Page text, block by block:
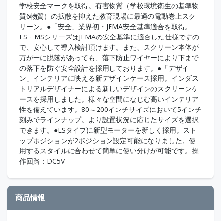
学校安全マークを取得。有害物質（学校環境衛生の基準物
質6物質）の拡散を抑えた教育現場に最適の電動巻上スク
リーン。●「安全」業界初・JEMA安全基準適合を取得。
ES・MSシリーズはJEMAの安全基準に適合した仕様ですの
で、安心して導入検討頂けます。また、スクリーン本体が
万が一に脱落があっても、落下防止ワイヤーにより下まで
の落下を防ぐ安全設計を採用しております。●「デザイ
ン」インテリアに映える新デザインケース採用。インダス
トリアルデザイナーによる新しいデザインのスクリーンケ
ースを採用しました。様々な空間になじむ高いインテリア
性を備えています。80～200インチサイズにおいて5インチ
刻みでラインナップ。より設置状況に応じたサイズを選択
できます。●ESタイプに新型モーターを新しく採用。スト
ップポジションが2ポジション設定可能になりました。使
用するスタイルに合わせて簡単に使い分けが可能です。操
作回路：DC5V
商品情報